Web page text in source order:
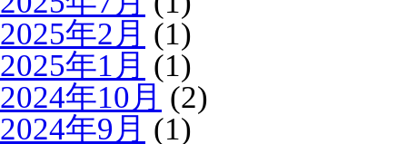
2025年2月 (1)
2025年1月 (1)
2024年10月 (2)
2024年9月 (1)